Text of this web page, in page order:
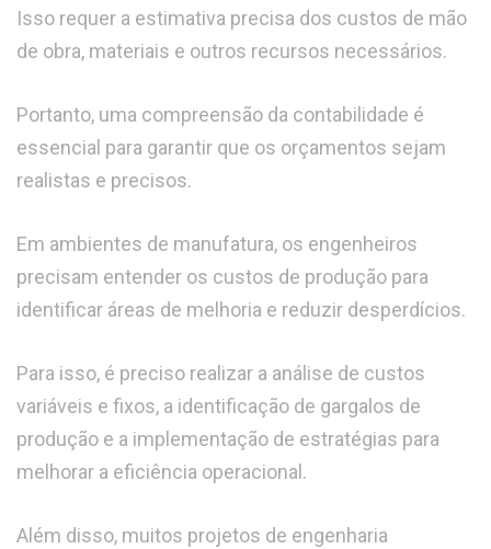
Isso requer a estimativa precisa dos custos de mão
de obra, materiais e outros recursos necessários.
Portanto, uma compreensão da contabilidade é
essencial para garantir que os orçamentos sejam
realistas e precisos.
Em ambientes de manufatura, os engenheiros
precisam entender os custos de produção para
identificar áreas de melhoria e reduzir desperdícios.
Para isso, é preciso realizar a análise de custos
variáveis e fixos, a identificação de gargalos de
produção e a implementação de estratégias para
melhorar a eficiência operacional.
Além disso, muitos projetos de engenharia